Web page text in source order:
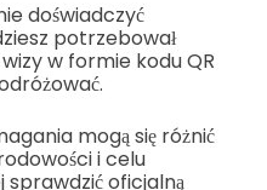
doświadczyć
potrzebował
w formie kodu QR
mogą się różnić
i celu
oficjalną